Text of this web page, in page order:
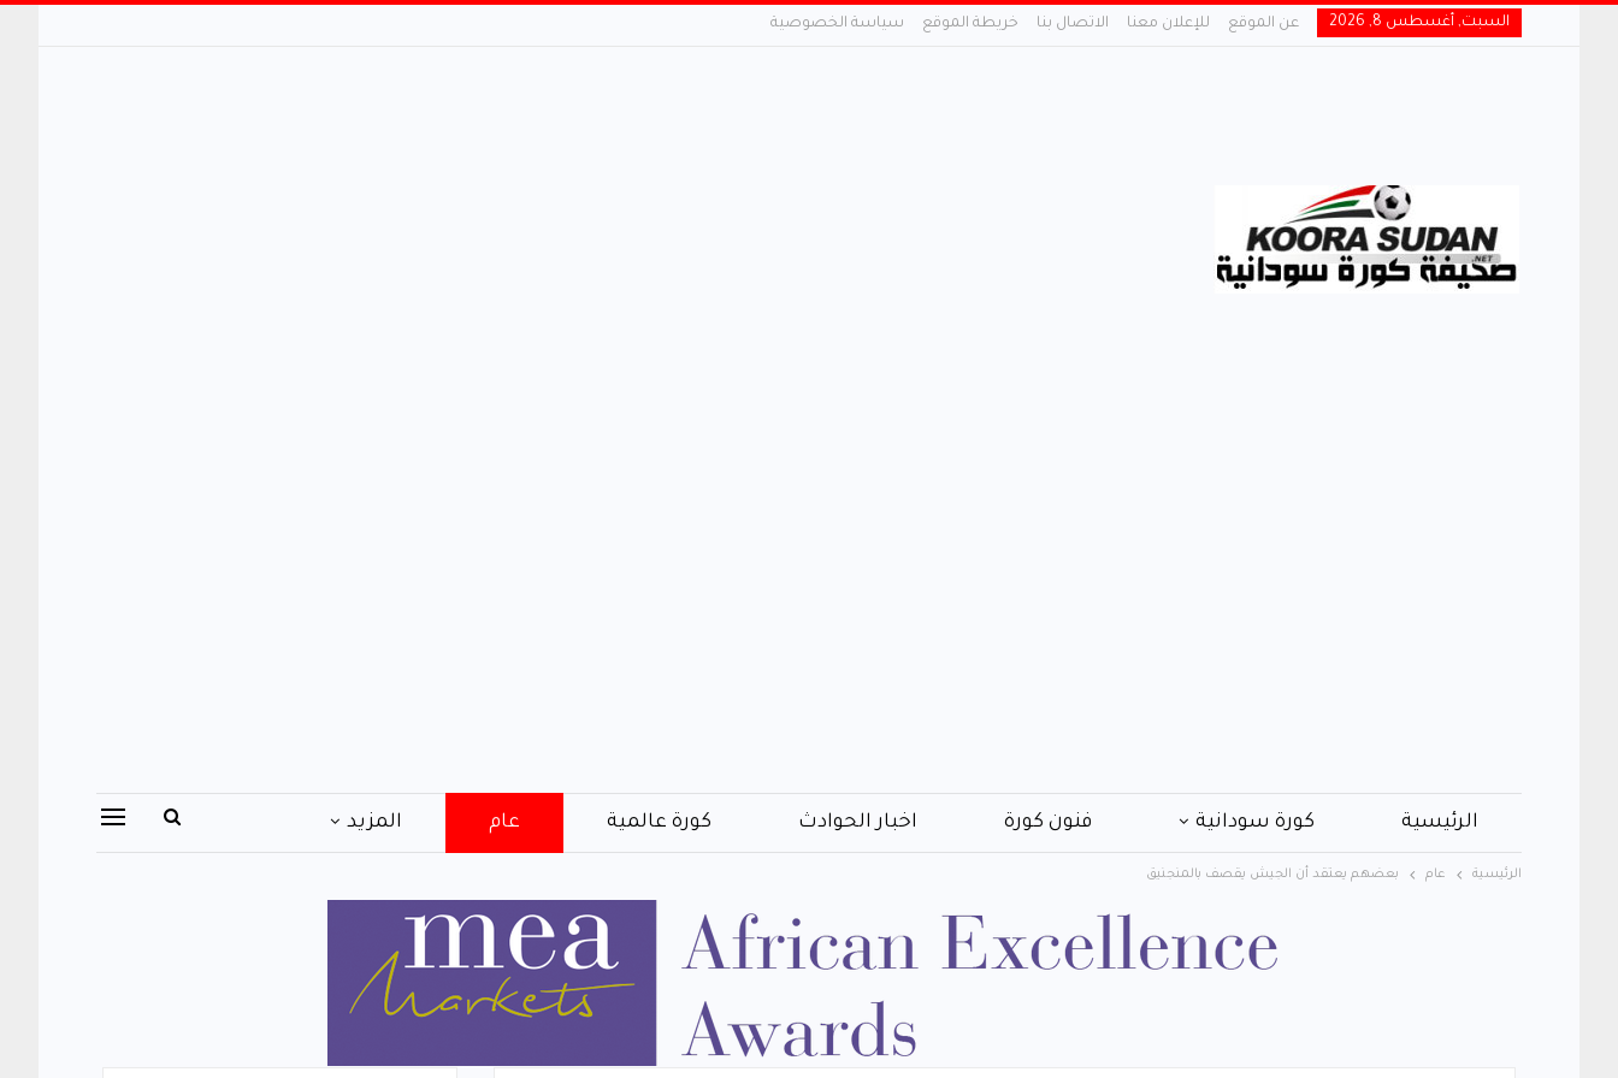
السبت, أغسطس 8, 2026 عن الموقع للإعلان معنا الاتصال بنا خريطة الموقع سياسة الخصوصية
الرئيسية كورة سودانية فنون كورة اخبار الحوادث كورة عالمية عام المزيد
الرئيسية عام بعضهم يعتقد أن الجيش يقصف بالمنجنيق